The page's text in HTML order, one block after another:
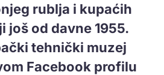
rublja i kupaćih
još od davne 1955.
tehnički muzej
Facebook profilu